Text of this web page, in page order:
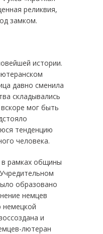
реликвия,
замком.
истории.
давно сменила
складывались
мог быть
тенденцию
человека.
в рамках общины
образовано
немцев
немецкой
и
лютеран